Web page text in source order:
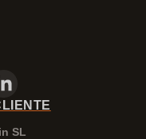
SL